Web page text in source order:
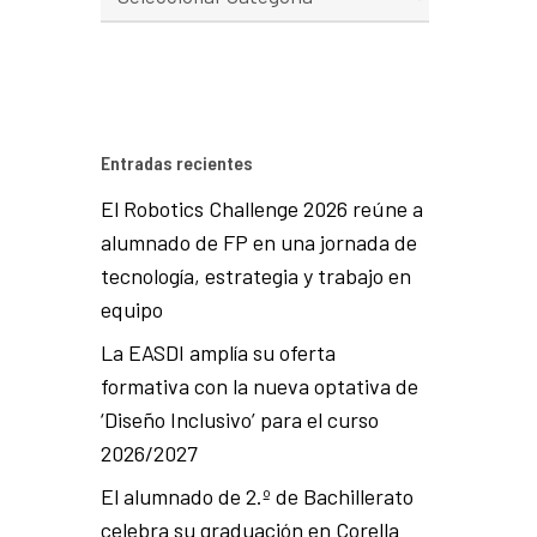
Entradas recientes
El Robotics Challenge 2026 reúne a
alumnado de FP en una jornada de
tecnología, estrategia y trabajo en
equipo
La EASDI amplía su oferta
formativa con la nueva optativa de
‘Diseño Inclusivo’ para el curso
2026/2027
El alumnado de 2.º de Bachillerato
celebra su graduación en Corella